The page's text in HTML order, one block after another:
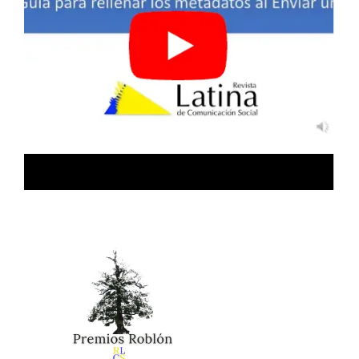
10.15381/lengsoc.v24i1.28883
Westgate C.J. (2024)
The First Spanish-Language Album to Reach Number
One: El Último Tour del Mundo, Bad Bunny, and the
International Journal of Communication,
press content in Ecuador.Maskana,13(1),4-13.
13(1),
10.14198/MEDCOM.20066
Ramírez M.G. (2022)
Discursive strategy on UFM on YouTube. Construction of
a hate speech.Revista Latina De Comunicacion Social,
259-285.